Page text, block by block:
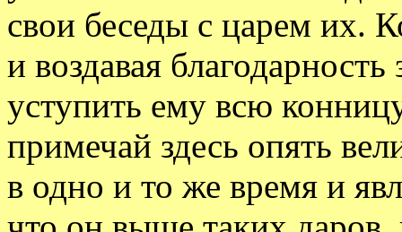
свои беседы с царем их.
и воздавая
уступить ему всю
примечай здесь опять
в одно и то же время и